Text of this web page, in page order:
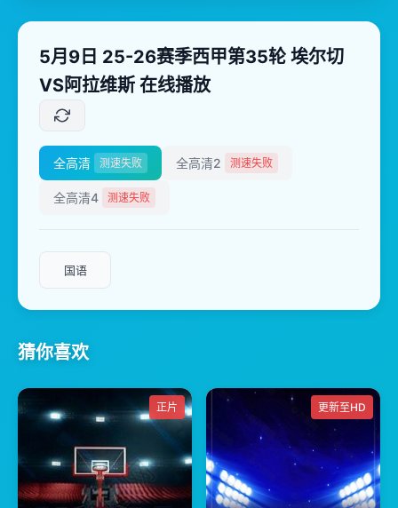
5月9日 25-26赛季西甲第35轮 埃尔切
VS阿拉维斯 在线播放
全高清 测速失败 全高清2 测速失败
全高清4 测速失败
国语
猜你喜欢
正片 更新至HD